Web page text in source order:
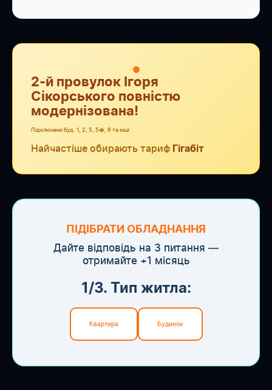
●
2-й провулок Ігоря
Сікорського повністю
модернізована!
Підключено буд. 1, 2, 5, 5�, 6 та інші
Найчастіше обирають тариф Гігабіт
ПІДІБРАТИ ОБЛАДНАННЯ
Дайте відповідь на 3 питання —
отримайте +1 місяць
1/3. Тип житла:
Квартира Будинок